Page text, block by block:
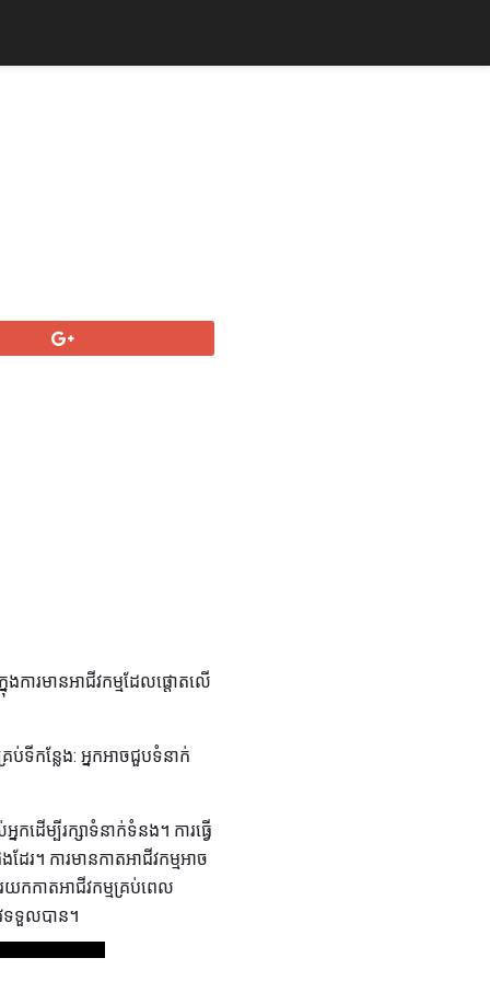
ការមានអាជីវកម្មដែលផ្តោតលើ
ប់ទីកន្លែង: អ្នកអាចជួបទំនាក់
ើម្បីរក្សាទំនាក់ទំនង។ ការធ្វើ
រ។ ការមានកាតអាជីវកម្មអាច
កកាតអាជីវកម្មគ្រប់ពេល
ទទួលបាន។